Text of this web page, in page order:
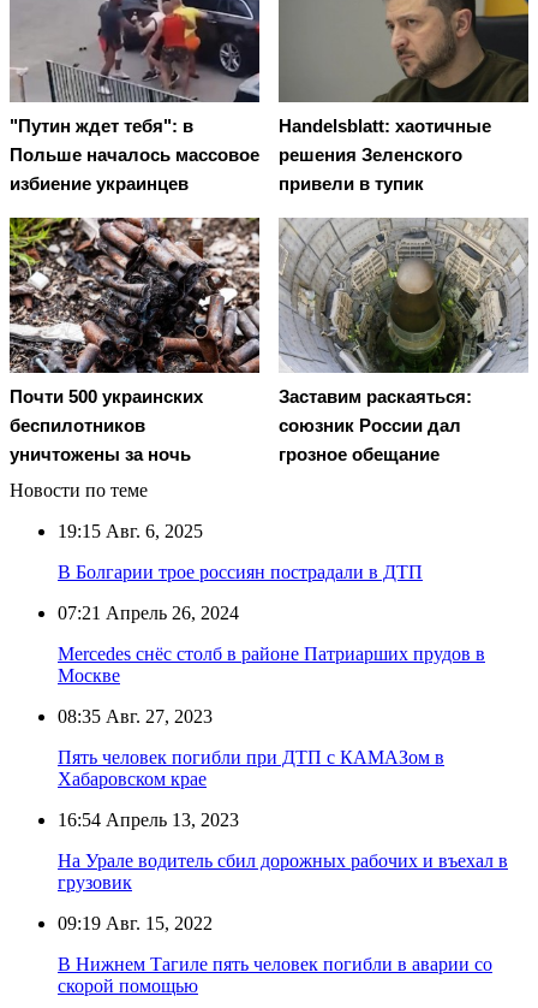
"Путин ждет тебя": в
Польше началось массовое
избиение украинцев
Handelsblatt: хаотичные
решения Зеленского
привели в тупик
Почти 500 украинских
беспилотников
уничтожены за ночь
Заставим раскаяться:
союзник России дал
грозное обещание
Новости по теме
19:15 Авг. 6, 2025
В Болгарии трое россиян пострадали в ДТП
07:21 Апрель 26, 2024
Mercedes снёс столб в районе Патриарших прудов в
Москве
08:35 Авг. 27, 2023
Пять человек погибли при ДТП с КАМАЗом в
Хабаровском крае
16:54 Апрель 13, 2023
На Урале водитель сбил дорожных рабочих и въехал в
грузовик
09:19 Авг. 15, 2022
В Нижнем Тагиле пять человек погибли в аварии со
скорой помощью